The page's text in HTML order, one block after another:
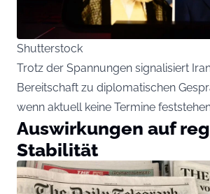
Shutterstock
Trotz der Spannungen signalisiert
Bereitschaft zu diplomatischen
wenn aktuell keine Termine
Auswirkungen auf
Stabilität